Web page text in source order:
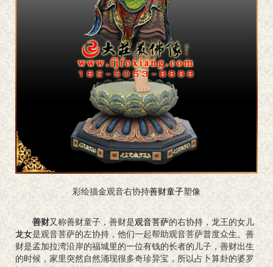
彩绘描金观音右协持善财童子塑像
善财又称善财童子，善财是观音菩萨的右协持，龙王的女儿
龙女是观音菩萨的左协持，他们一起帮助观音菩萨普度众生。善
财是孟加拉湾沿岸的福城里的一位有钱的长者的儿子，善财出生
的时候，家里突然自然涌现很多奇珍异宝，所以占卜算卦的婆罗